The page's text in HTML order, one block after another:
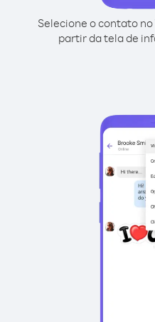
Selecione o contato
partir da tela de